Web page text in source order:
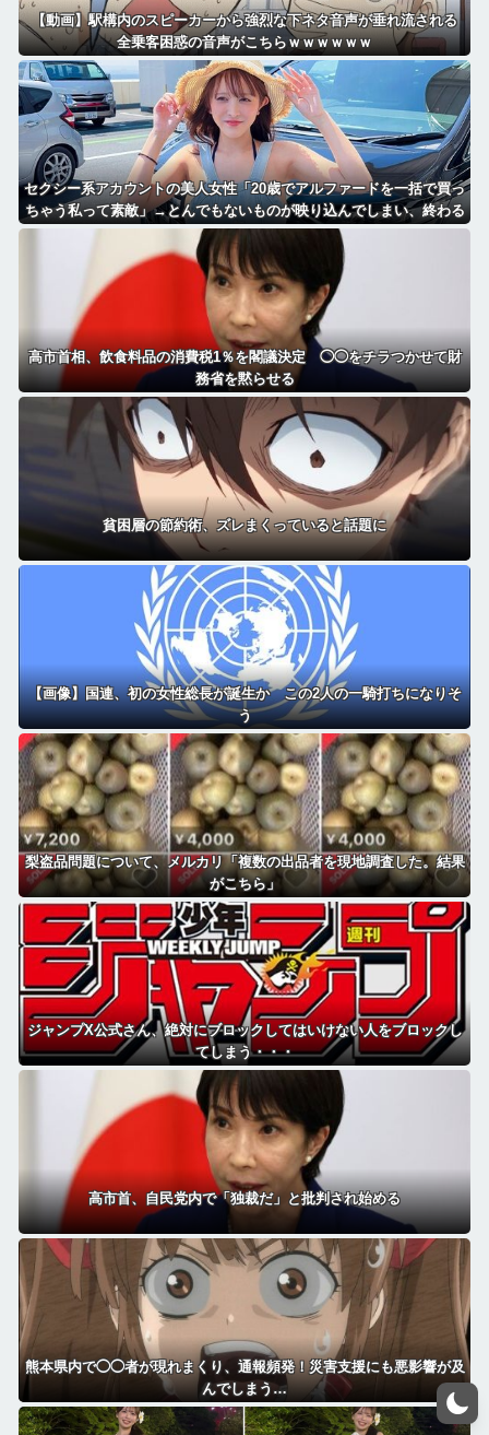
【動画】駅構内のスピーカーから強烈な下ネタ音声が垂れ流される
全乗客困惑の音声がこちらｗｗｗｗｗｗ
セクシー系アカウントの美人女性「20歳でアルファードを一括で買っ
ちゃう私って素敵」→とんでもないものが映り込んでしまい、終わる
高市首相、飲食料品の消費税1％を閣議決定 ◯◯をチラつかせて財
務省を黙らせる
貧困層の節約術、ズレまくっていると話題に
【画像】国連、初の女性総長が誕生か この2人の一騎打ちになりそ
う
梨盗品問題について、メルカリ「複数の出品者を現地調査した。結果
がこちら」
ジャンプX公式さん、絶対にブロックしてはいけない人をブロックし
てしまう・・・
高市首、自民党内で「独裁だ」と批判され始める
熊本県内で◯◯者が現れまくり、通報頻発！災害支援にも悪影響が及
んでしまう…